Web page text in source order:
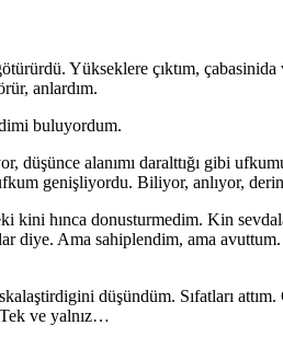
Yükseklere çıktım,
anlardım.
buluyordum.
düşünce alanımı daralttığı gibi
genişliyordu. Biliyor, anlıyor,
hınca donusturmedim. Kin
diye. Ama sahiplendim, ama
düşündüm. Sıfatları
ve yalnız…